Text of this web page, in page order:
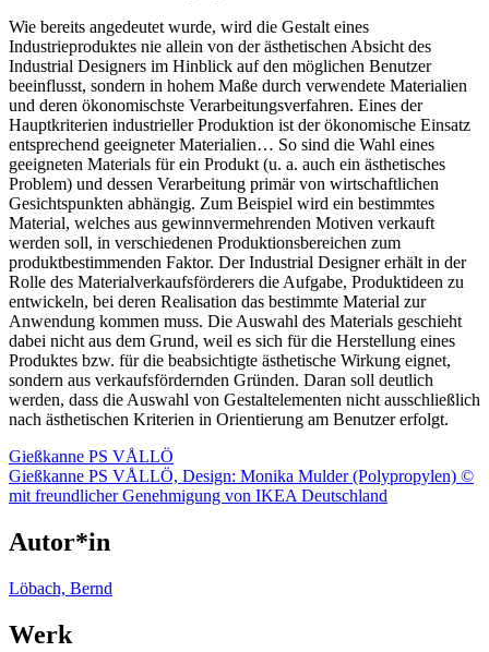
Wie bereits angedeutet wurde, wird die Gestalt eines
Industrieproduktes nie allein von der ästhetischen Absicht des
Industrial Designers im Hinblick auf den möglichen Benutzer
beeinflusst, sondern in hohem Maße durch verwendete Materialien
und deren ökonomischste Verarbeitungsverfahren. Eines der
Hauptkriterien industrieller Produktion ist der ökonomische Einsatz
entsprechend geeigneter Materialien… So sind die Wahl eines
geeigneten Materials für ein Produkt (u. a. auch ein ästhetisches
Problem) und dessen Verarbeitung primär von wirtschaftlichen
Gesichtspunkten abhängig. Zum Beispiel wird ein bestimmtes
Material, welches aus gewinnvermehrenden Motiven verkauft
werden soll, in verschiedenen Produktionsbereichen zum
produktbestimmenden Faktor. Der Industrial Designer erhält in der
Rolle des Materialverkaufsförderers die Aufgabe, Produktideen zu
entwickeln, bei deren Realisation das bestimmte Material zur
Anwendung kommen muss. Die Auswahl des Materials geschieht
dabei nicht aus dem Grund, weil es sich für die Herstellung eines
Produktes bzw. für die beabsichtigte ästhetische Wirkung eignet,
sondern aus verkaufsfördernden Gründen. Daran soll deutlich
werden, dass die Auswahl von Gestaltelementen nicht ausschließlich
nach ästhetischen Kriterien in Orientierung am Benutzer erfolgt.
Gießkanne PS VÅLLÖ
Gießkanne PS VÅLLÖ, Design: Monika Mulder (Polypropylen) ©
mit freundlicher Genehmigung von IKEA Deutschland
Autor*in
Löbach, Bernd
Werk